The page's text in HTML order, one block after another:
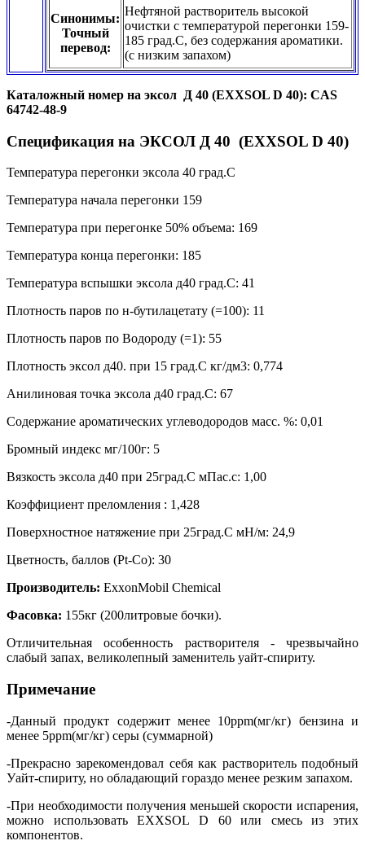
Синонимы:
Точный
перевод:
Нефтяной растворитель высокой
очистки с температурой перегонки 159-
185 град.С, без содержания ароматики.
(с низким запахом)
Каталожный номер на эксол Д 40 (EXXSOL D 40): CAS
64742-48-9
Спецификация на ЭКСОЛ Д 40 (EXXSOL D 40)
Температура перегонки эксола 40 град.С
Температура начала перегонки 159
Температура при перегонке 50% объема: 169
Температура конца перегонки: 185
Температура вспышки эксола д40 град.С: 41
Плотность паров по н-бутилацетату (=100): 11
Плотность паров по Водороду (=1): 55
Плотность эксол д40. при 15 град.С кг/дм3: 0,774
Анилиновая точка эксола д40 град.С: 67
Содержание ароматических углеводородов масс. %: 0,01
Бромный индекс мг/100г: 5
Вязкость эксола д40 при 25град.С мПас.с: 1,00
Коэффициент преломления : 1,428
Поверхностное натяжение при 25град.С мН/м: 24,9
Цветность, баллов (Pt-Co): 30
Производитель: ExxonMobil Chemical
Фасовка: 155кг (200литровые бочки).
Отличительная особенность растворителя - чрезвычайно
слабый запах, великолепный заменитель уайт-спириту.
Примечание
-Данный продукт содержит менее 10ppm(мг/кг) бензина и
менее 5ppm(мг/кг) серы (суммарной)
-Прекрасно зарекомендовал себя как растворитель подобный
Уайт-спириту, но обладающий гораздо менее резким запахом.
-При необходимости получения меньшей скорости испарения,
можно использовать EXXSOL D 60 или смесь из этих
компонентов.